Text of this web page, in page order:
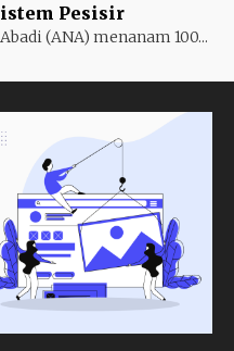
Pesisir
(ANA) menanam 100...